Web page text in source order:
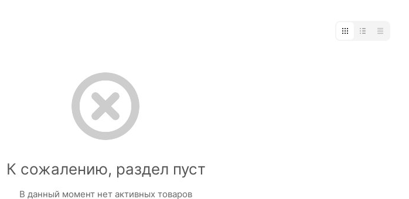
К сожалению, раздел пуст
В данный момент нет активных товаров